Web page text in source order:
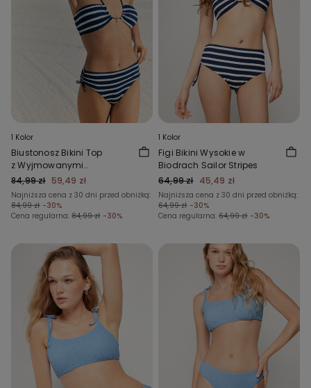
1 Kolor
Biustonosz Bikini Top
z Wyjmowanymi
Wkładkami Sailor Stripes
84,99 zł 59,49 zł
Najniższa cena z 30 dni przed obniżką:
84,99 zł -30%
Cena regularna: 84,99 zł -30%
1 Kolor
Figi Bikini Wysokie w
Biodrach Sailor Stripes
64,99 zł 45,49 zł
Najniższa cena z 30 dni przed obniżką:
64,99 zł -30%
Cena regularna: 64,99 zł -30%